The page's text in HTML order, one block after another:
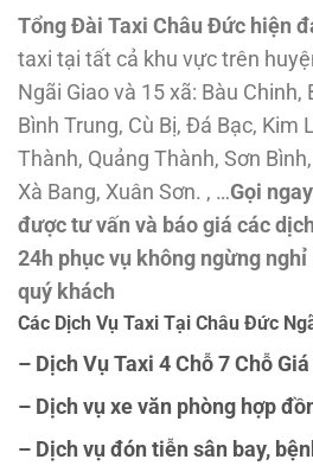
Tổng Đài Taxi Châu Đức hiện
taxi tại tất cả khu vực trên
Ngãi Giao và 15 xã: Bàu Chinh,
Bình Trung, Cù Bị, Đá Bạc, Kim
Thành, Quảng Thành, Sơn
Xà Bang, Xuân Sơn. , …Gọi ngay
được tư vấn và báo giá các
24h phục vụ không ngừng
quý khách
Các Dịch Vụ Taxi Tại Châu Đức
– Dịch Vụ Taxi 4 Chỗ 7 Chỗ Giá
– Dịch vụ xe văn phòng hợp
– Dịch vụ đón tiễn sân bay,